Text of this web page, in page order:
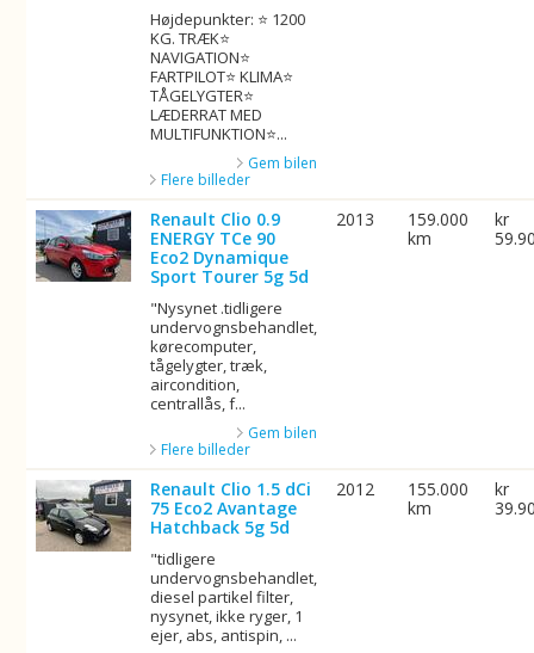
Højdepunkter: ⭐ 1200
KG. TRÆK⭐
NAVIGATION⭐
FARTPILOT⭐ KLIMA⭐
TÅGELYGTER⭐
LÆDERRAT MED
MULTIFUNKTION⭐...
Gem bilen
Flere billeder
Renault Clio 0.9
ENERGY TCe 90
Eco2 Dynamique
Sport Tourer 5g 5d
"Nysynet .tidligere
undervognsbehandlet,
kørecomputer,
tågelygter, træk,
aircondition,
centrallås, f...
Gem bilen
Flere billeder
2013
159.000
km
kr
Renault Clio 1.5 dCi
75 Eco2 Avantage
Hatchback 5g 5d
"tidligere
undervognsbehandlet,
diesel partikel filter,
nysynet, ikke ryger, 1
ejer, abs, antispin, ...
2012
155.000
km
kr